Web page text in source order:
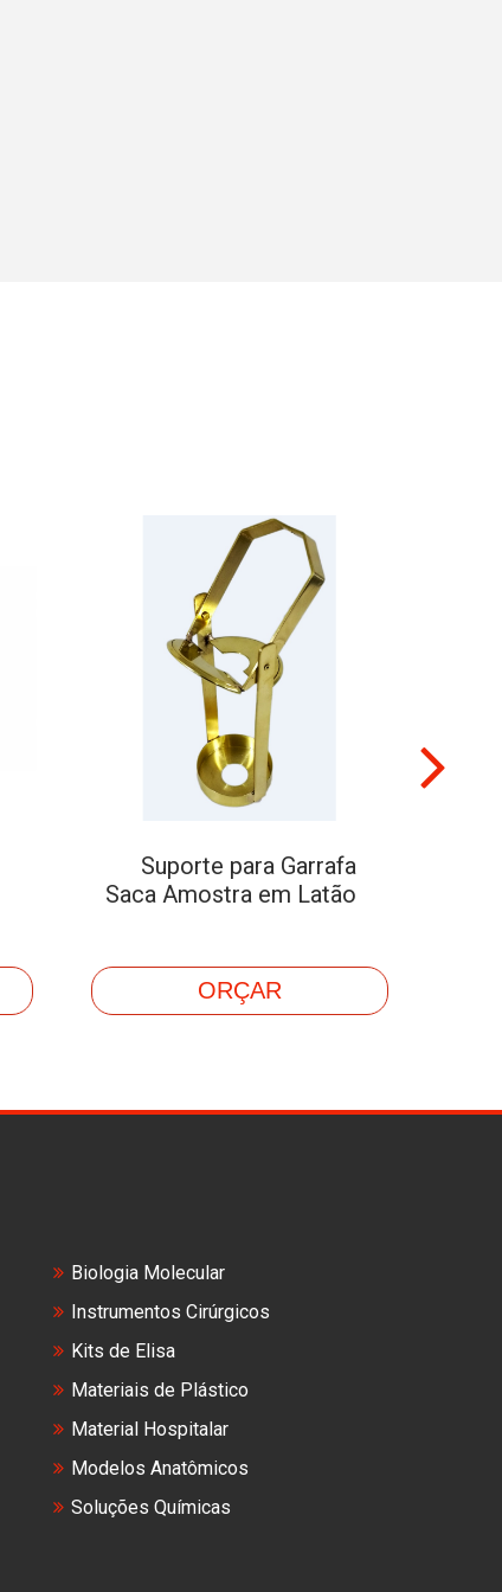
Suporte para Garrafa
Saca Amostra em Latão
ORÇAR
Biologia Molecular
Instrumentos Cirúrgicos
Kits de Elisa
Materiais de Plástico
Material Hospitalar
Modelos Anatômicos
Soluções Químicas